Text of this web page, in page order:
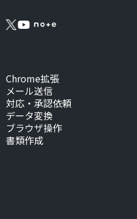
Chrome拡張
メール送信
対応・承認依頼
データ変換
ブラウザ操作
書類作成